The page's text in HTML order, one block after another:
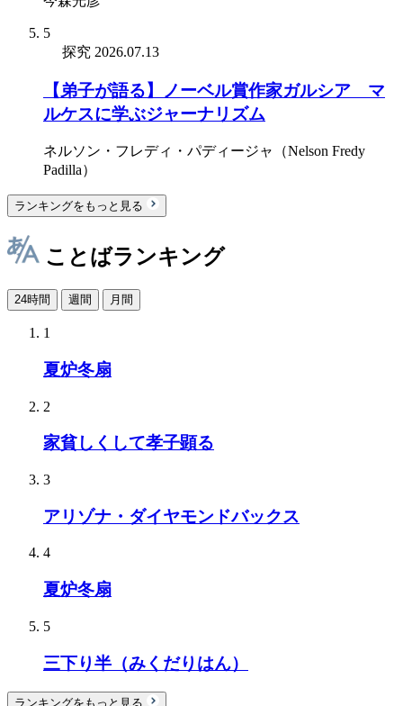
5
探究 2026.07.13
【弟子が語る】ノーベル賞作家ガルシア゠マ
ルケスに学ぶジャーナリズム
ネルソン・フレディ・パディージャ（Nelson Fredy
Padilla）
ランキングをもっと見る
ことばランキング
24時間 週間 月間
1
夏炉冬扇
2
家貧しくして孝子顕る
3
アリゾナ・ダイヤモンドバックス
4
夏炉冬扇
5
三下り半（みくだりはん）
ランキングをもっと見る